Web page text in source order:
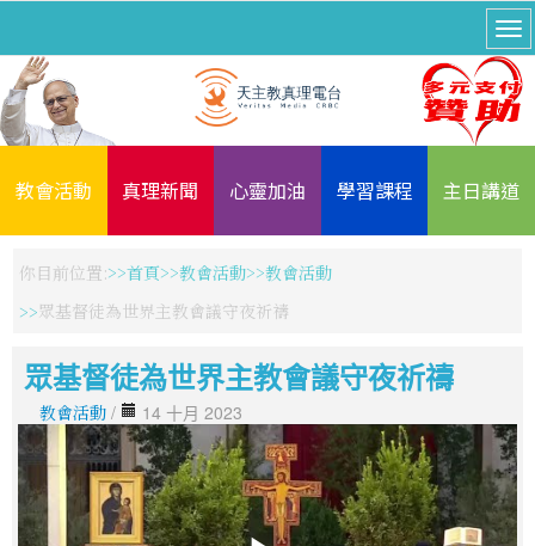
教會活動 真理新聞 心靈加油 學習課程 主日講道
你目前位置: 首頁 教會活動
教會活動
眾基督徒為世界主教會議守夜祈禱
眾基督徒為世界主教會議守夜祈禱
教會活動 / 14 十月 2023